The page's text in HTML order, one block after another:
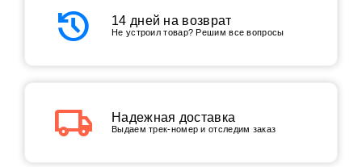
history 14 дней на возврат
Не устроил товар? Решим все вопросы
local_shipping Надежная доставка
Выдаем трек-номер и отследим заказ